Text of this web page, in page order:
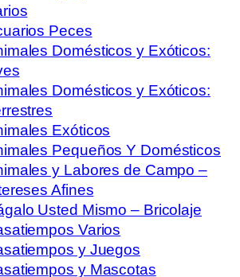
Peces
Domésticos y Exóticos:
Domésticos y Exóticos:
Exóticos
Pequeños Y Domésticos
y Labores de Campo –
Afines
Usted Mismo – Bricolaje
Varios
y Juegos
y Mascotas